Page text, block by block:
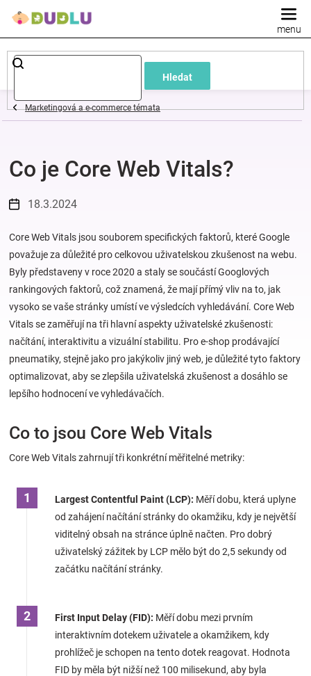
Hledat
Dětské
a
oblečení
Pokojíček
a
kojenecká
výbava
Hračky
a
pro
děti
Těhotenské
Marketingová a e-commerce témata
Co je Core Web Vitals?
18.3.2024
Core Web Vitals jsou souborem specifických faktorů, které Google
považuje za důležité pro celkovou uživatelskou zkušenost na webu.
Byly představeny v roce 2020 a staly se součástí Googlových
rankingových faktorů, což znamená, že mají přímý vliv na to, jak
vysoko se vaše stránky umístí ve výsledcích vyhledávání. Core Web
Vitals se zaměřují na tři hlavní aspekty uživatelské zkušenosti:
načítání, interaktivitu a vizuální stabilitu. Pro e-shop prodávající
pneumatiky, stejně jako pro jakýkoliv jiný web, je důležité tyto faktory
optimalizovat, aby se zlepšila uživatelská zkušenost a dosáhlo se
lepšího hodnocení ve vyhledávačích.
Co to jsou Core Web Vitals
Core Web Vitals zahrnují tři konkrétní měřitelné metriky:
Largest Contentful Paint (LCP): Měří dobu, která uplyne
od zahájení načítání stránky do okamžiku, kdy je největší
viditelný obsah na stránce úplně načten. Pro dobrý
uživatelský zážitek by LCP mělo být do 2,5 sekundy od
začátku načítání stránky.
First Input Delay (FID): Měří dobu mezi prvním
interaktivním dotekem uživatele a okamžikem, kdy
prohlížeč je schopen na tento dotek reagovat. Hodnota
FID by měla být nižší než 100 milisekund, aby byla